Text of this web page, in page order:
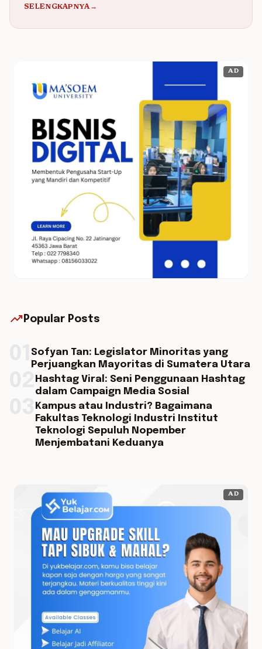
SELENGKAPNYA→
AD
trending_up Popular Posts
Sofyan Tan: Legislator Minoritas yang
Perjuangkan Mayoritas di Sumatera Utara
Hashtag Viral: Seni Penggunaan Hashtag
dalam Campaign Media Sosial
Kampus atau Industri? Bagaimana
Fakultas Teknologi Industri Institut
Teknologi Sepuluh Nopember
Menjembatani Keduanya
AD